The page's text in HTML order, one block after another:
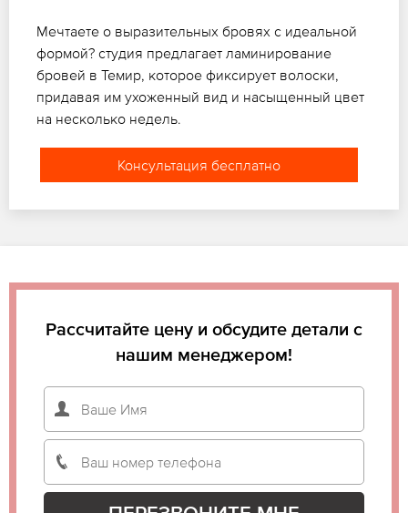
Мечтаете о выразительных бровях с идеальной
формой? студия предлагает ламинирование
бровей в Темир, которое фиксирует волоски,
придавая им ухоженный вид и насыщенный цвет
на несколько недель.
Консультация бесплатно
Рассчитайте цену и обсудите детали с
нашим менеджером!